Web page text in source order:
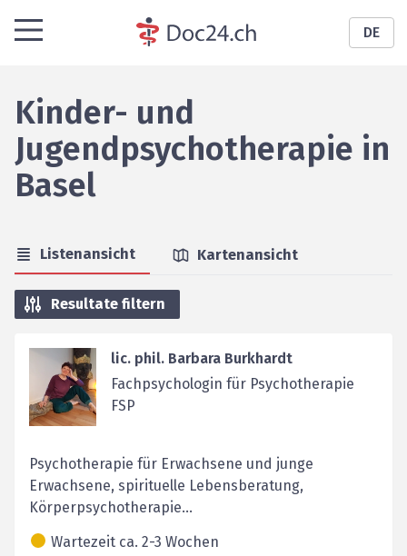
DE
Kinder- und
Jugendpsychotherapie in
Basel
Listenansicht Kartenansicht
Resultate filtern
lic. phil. Barbara Burkhardt
Fachpsychologin für ­Psychotherapie
FSP
Psychotherapie für Erwachsene und junge
Erwachsene, spirituelle Lebensberatung,
Körperpsychotherapie...
Wartezeit ca. 2-3 Wochen